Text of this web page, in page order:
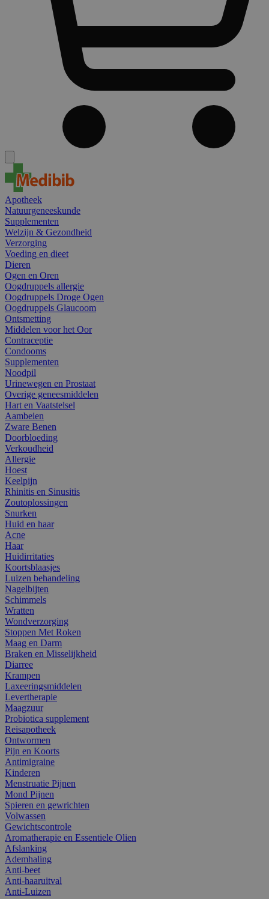
Apotheek
Natuurgeneeskunde
Supplementen
Welzijn & Gezondheid
Verzorging
Voeding en dieet
Dieren
Ogen en Oren
Oogdruppels allergie
Oogdruppels Droge Ogen
Oogdruppels Glaucoom
Ontsmetting
Middelen voor het Oor
Contraceptie
Condooms
Supplementen
Noodpil
Urinewegen en Prostaat
Overige geneesmiddelen
Hart en Vaatstelsel
Aambeien
Zware Benen
Doorbloeding
Verkoudheid
Allergie
Hoest
Keelpijn
Rhinitis en Sinusitis
Zoutoplossingen
Snurken
Huid en haar
Acne
Haar
Huidirritaties
Koortsblaasjes
Luizen behandeling
Nagelbijten
Schimmels
Wratten
Wondverzorging
Stoppen Met Roken
Maag en Darm
Braken en Misselijkheid
Diarree
Krampen
Laxeeringsmiddelen
Levertherapie
Maagzuur
Probiotica supplement
Reisapotheek
Ontwormen
Pijn en Koorts
Antimigraine
Kinderen
Menstruatie Pijnen
Mond Pijnen
Spieren en gewrichten
Volwassen
Gewichtscontrole
Aromatherapie en Essentiele Olien
Afslanking
Ademhaling
Anti-beet
Anti-haaruitval
Anti-Luizen